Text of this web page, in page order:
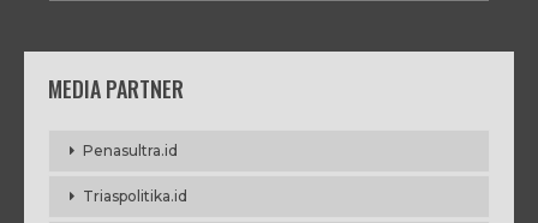
MEDIA PARTNER
Penasultra.id
Triaspolitika.id